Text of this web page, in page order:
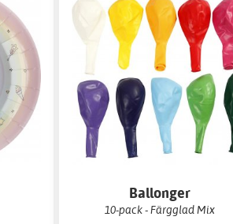
Ballonger
10-pack - Färgglad Mix